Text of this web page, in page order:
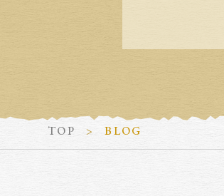
TOP BLOG